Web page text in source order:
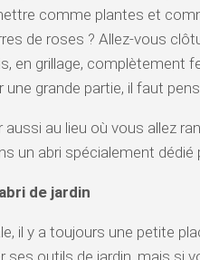
comme plantes et
de roses ? Allez-vous
en grillage, complètement
grande partie, il faut
aussi au lieu où vous allez
un abri spécialement dédié
de jardin
il y a toujours une petite
ses outils de jardin, mais si